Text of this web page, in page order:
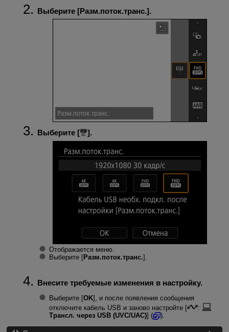
Выберите [Разм.поток.транс.].
Выберите [ ].
Отображается меню.
Выберите [Разм.поток.транс.].
Внесите требуемые изменения в настройку.
Выберите [OK], и после появления сообщения
отключите кабель USB и заново настройте [
:
Трансл. через USB (UVC/UAC)] ( ).